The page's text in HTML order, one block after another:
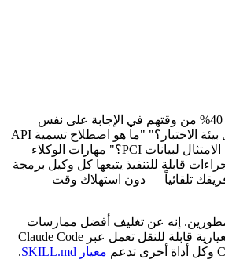
مهندسوك الكبار يقضون 40% من وقتهم في الإجابة على نفس
الأسئلة: "كيف ننشر على بيئة الاختبار؟" "ما هو اصطلاح تسمية API
لدينا؟" "أين قائمة فحص الامتثال لبيانات PCI؟" مهارات الوكلاء
قابلة للتنفيذ يتبعها كل وكيل برمجة
تلقائياً — دون استهلاك وقت
إنه عن تغليف أفضل ممارسات
مؤسستك في مهارات معيارية قابلة للنقل تعمل عبر Claude Code
معيار SKILL.md .